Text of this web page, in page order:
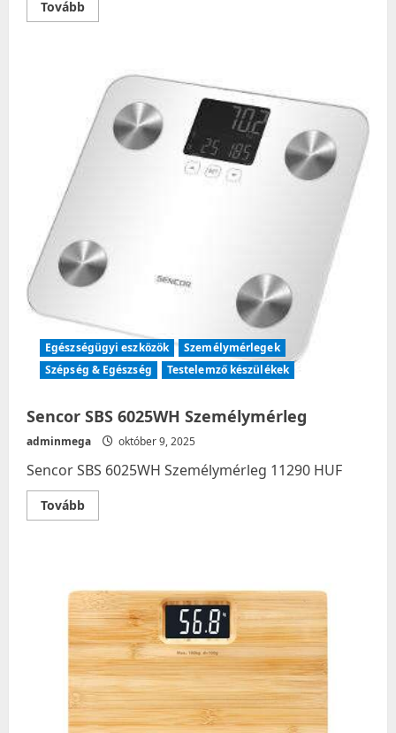
TovábbRead
more
Infra
Fülhőmérő
Egészségügyi eszközök
Személymérlegek
Szépség & Egészség
Testelemző készülékek
Sencor SBS 6025WH Személymérleg
adminmega október 9, 2025
Sencor SBS 6025WH Személymérleg 11290 HUF
TovábbRead
more